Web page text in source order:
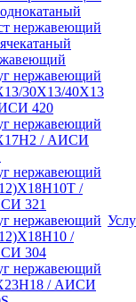
нержавеющий
нержавеющий
30Х13/40Х13
420
нержавеющий
/ АИСИ
нержавеющий
/
321
нержавеющий
/
304
нержавеющий
/ АИСИ